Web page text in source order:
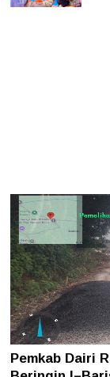
Pemkab Dairi